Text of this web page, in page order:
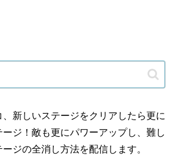
、新しいステージをクリアしたら更に
ジ！敵も更にパワーアップし、難し
ジの全消し方法を配信します。